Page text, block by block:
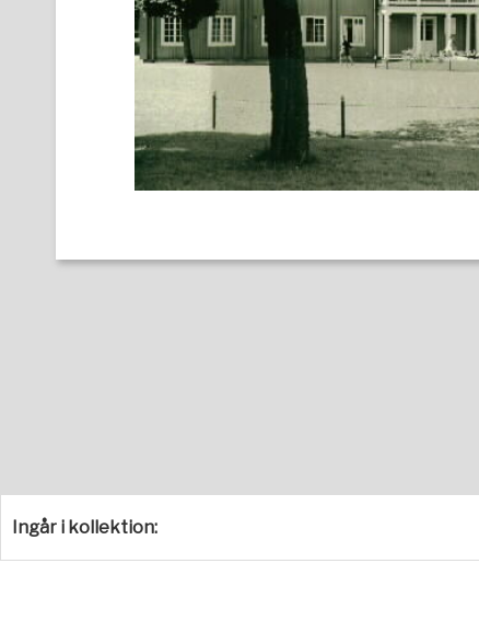
Ingår i kollektion: